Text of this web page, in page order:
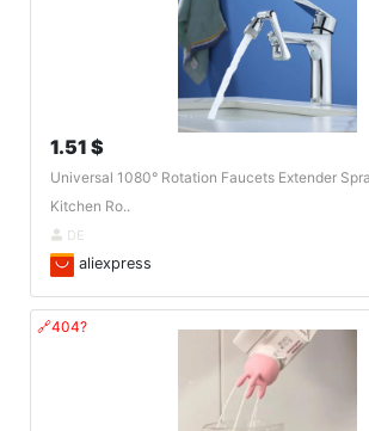
1.51 $
Universal 1080° Rotation Faucets Extender
Kitchen Ro..
DE
aliexpress
🔗404?